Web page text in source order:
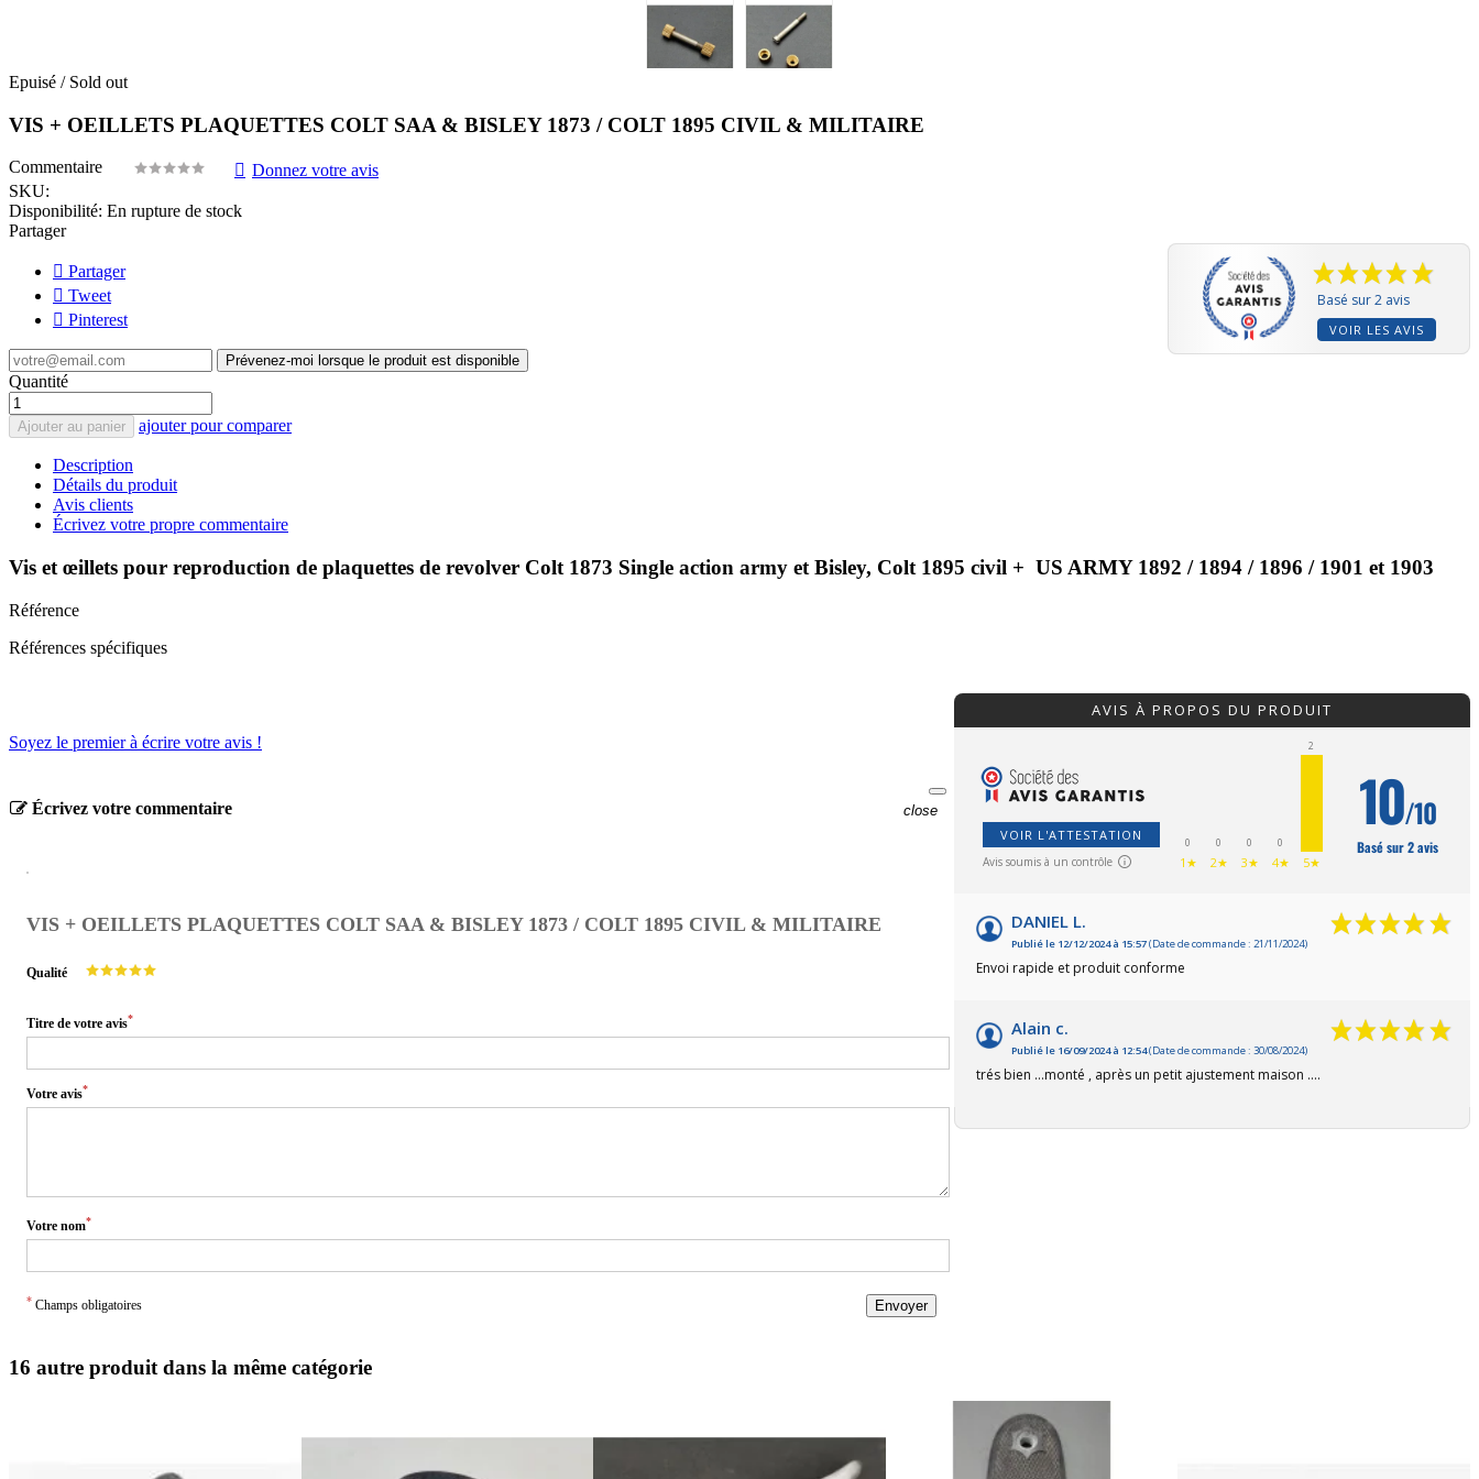
Epuisé / Sold out
VIS + OEILLETS PLAQUETTES COLT SAA & BISLEY 1873 / COLT 1895 CIVIL & MILITAIRE
Commentaire
Donnez votre avis
SKU:
Disponibilité: En rupture de stock
Basé sur 2 avis
VOIR LES AVIS
Partager
Partager
Tweet
Pinterest
Prévenez-moi lorsque le produit est disponible
Quantité
Ajouter au panier ajouter pour comparer
Description
Détails du produit
Avis clients
Écrivez votre propre commentaire
Vis et œillets pour reproduction de plaquettes de revolver Colt 1873 Single action army et Bisley, Colt 1895 civil + US ARMY 1892 / 1894 / 1896 / 1901 et 1903
Référence
Références spécifiques
AVIS À PROPOS DU PRODUIT
VOIR L'ATTESTATION
Avis soumis à un contrôle
0
1★
0
2★
0
3★
0
4★
2
5★
10/10
Basé sur 2 avis
DANIEL L.
Publié le 12/12/2024 à 15:57(Date de commande : 21/11/2024)
Envoi rapide et produit conforme
Alain c.
Publié le 16/09/2024 à 12:54(Date de commande : 30/08/2024)
trés bien ...monté , après un petit ajustement maison ....
Soyez le premier à écrire votre avis !
Écrivez votre commentaire close
VIS + OEILLETS PLAQUETTES COLT SAA & BISLEY 1873 / COLT 1895 CIVIL & MILITAIRE
Qualité
Titre de votre avis*
Votre avis*
Votre nom*
* Champs obligatoires Envoyer
16 autre produit dans la même catégorie